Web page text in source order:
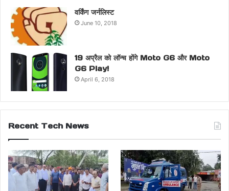
वर्किंग जर्नलिस्ट
June 10, 2018
19 अप्रैल को लॉन्च होंगे Moto G6 और Moto
G6 Play!
April 6, 2018
Recent Tech News